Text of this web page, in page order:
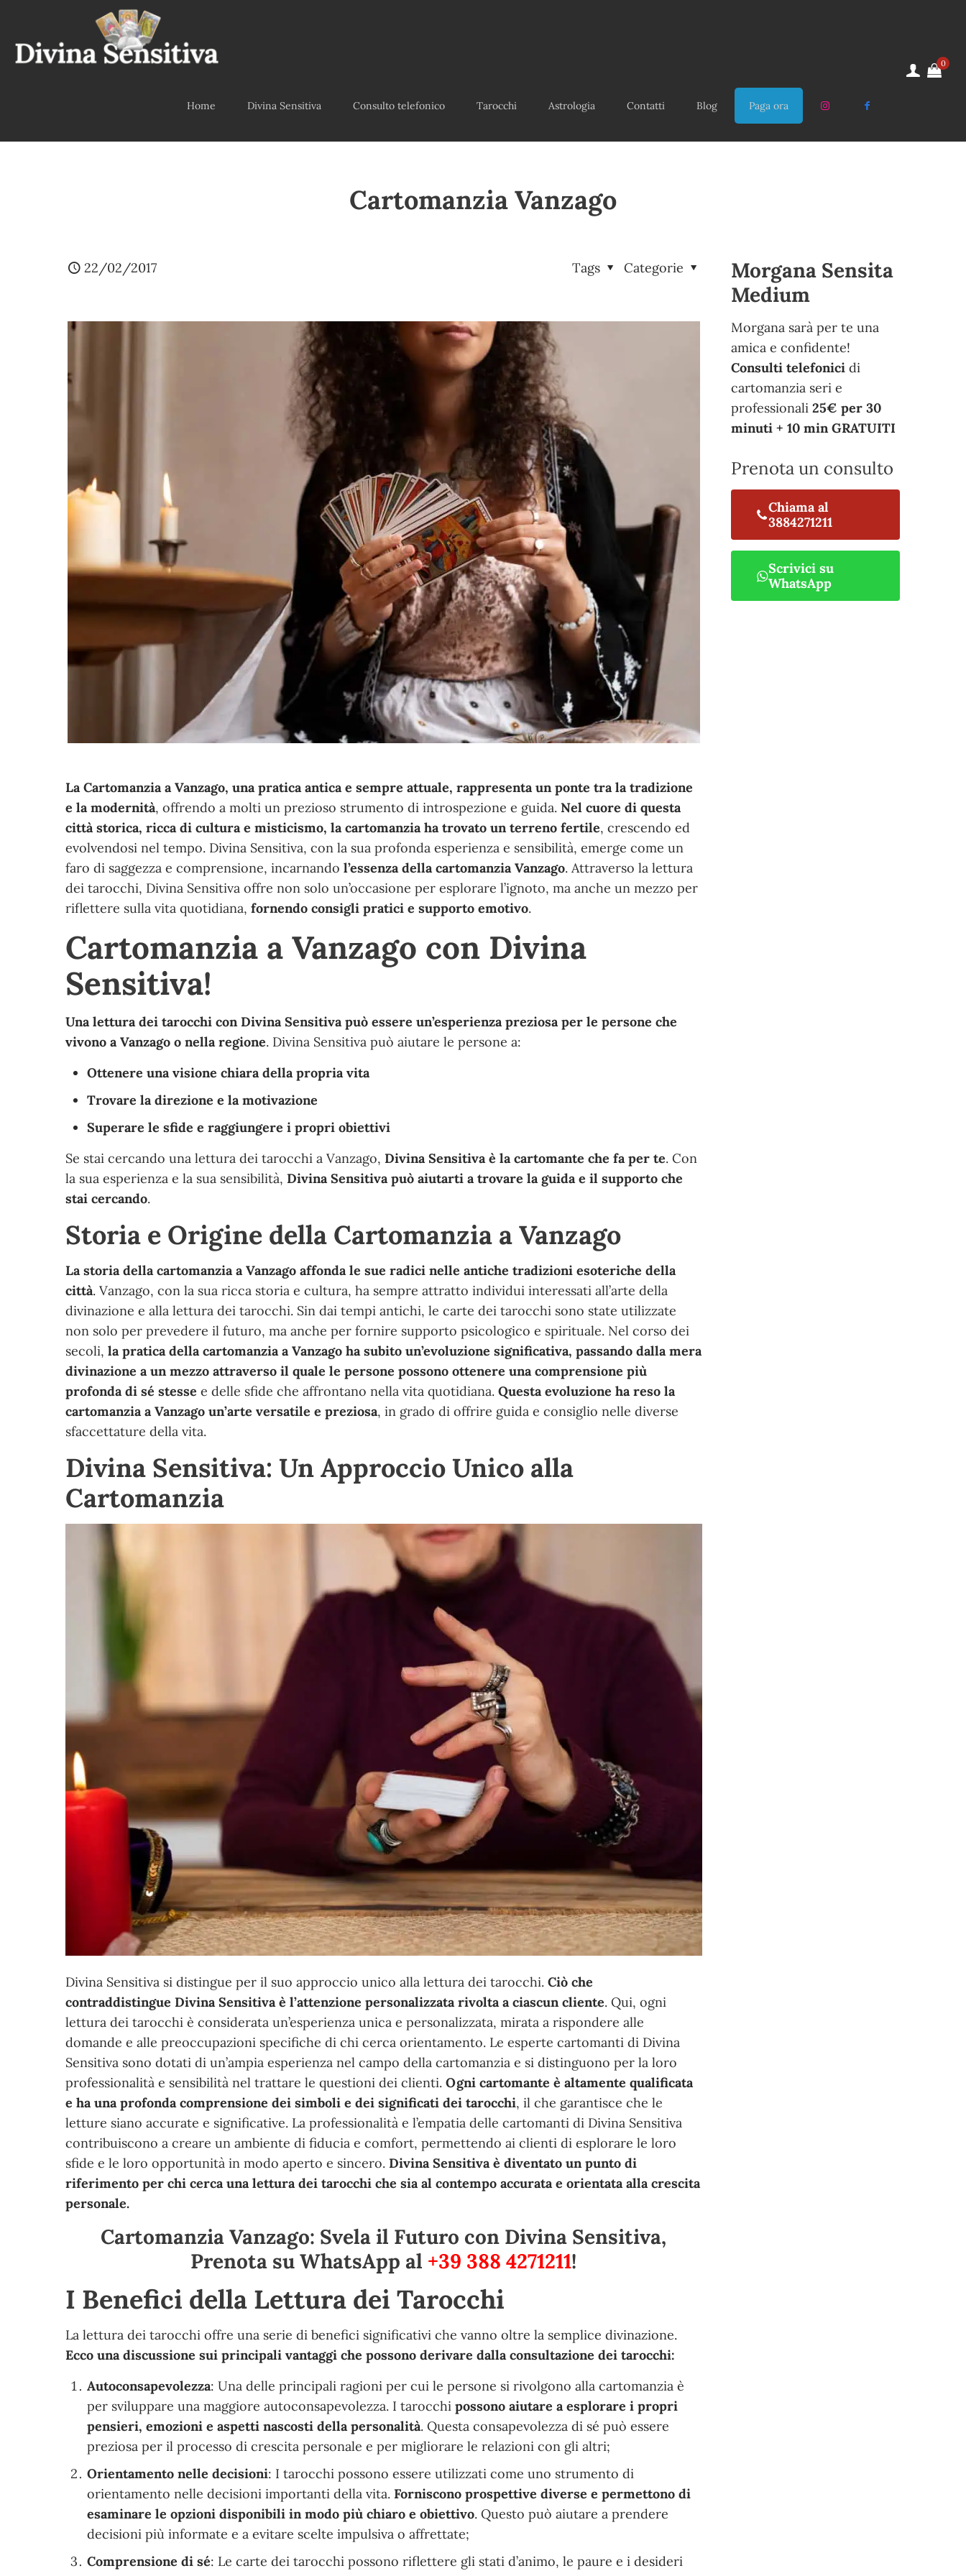
Home Divina Sensitiva Consulto telefonico Tarocchi Astrologia Contatti Blog Paga ora
0
Cartomanzia Vanzago
22/02/2017 Categorie
Tags
La Cartomanzia a Vanzago, una pratica antica e sempre attuale, rappresenta un ponte tra la tradizione
e la modernità, offrendo a molti un prezioso strumento di introspezione e guida.Nel cuore di questa
città storica, ricca di cultura e misticismo, la cartomanzia ha trovato un terreno fertile, crescendo ed
evolvendosi nel tempo. Divina Sensitiva, con la sua profonda esperienza e sensibilità, emerge come un
faro di saggezza e comprensione, incarnandol’essenza della cartomanzia Vanzago. Attraverso la lettura
dei tarocchi, Divina Sensitiva offre non solo un’occasione per esplorare l’ignoto, ma anche un mezzo per
riflettere sulla vita quotidiana,fornendo consigli pratici e supporto emotivo.
Cartomanzia a Vanzago con Divina
Sensitiva!
Una lettura dei tarocchi con Divina Sensitiva può essere un’esperienza preziosa per le persone che
vivono a Vanzago o nella regione. Divina Sensitiva può aiutare le persone a:
Ottenere una visione chiara della propria vita
Trovare la direzione e la motivazione
Superare le sfide e raggiungere i propri obiettivi
Se stai cercando una lettura dei tarocchi a Vanzago, Divina Sensitiva è la cartomante che fa per te. Con
la sua esperienza e la sua sensibilità, Divina Sensitiva può aiutarti a trovare la guida e il supporto che
stai cercando.
Storia e Origine della Cartomanzia a Vanzago
La storia della cartomanzia a Vanzago affonda le sue radici nelle antiche tradizioni esoteriche della
città. Vanzago, con la sua ricca storia e cultura, ha sempre attratto individui interessati all’arte della
divinazione e alla lettura dei tarocchi. Sin dai tempi antichi, le carte dei tarocchi sono state utilizzate
non solo per prevedere il futuro, ma anche per fornire supporto psicologico e spirituale. Nel corso dei
secoli,la pratica della cartomanzia a Vanzago ha subito un’evoluzione significativa, passando dalla mera
divinazione a un mezzo attraverso il quale le persone possono ottenere una comprensione più
profonda di sé stesse e delle sfide che affrontano nella vita quotidiana.Questa evoluzione ha reso la
cartomanzia a Vanzago un’arte versatile e preziosa, in grado di offrire guida e consiglio nelle diverse
sfaccettature della vita.
Divina Sensitiva: Un Approccio Unico alla
Cartomanzia
Divina Sensitiva si distingue per il suo approccio unico alla lettura dei tarocchi.Ciò che
contraddistingue Divina Sensitiva è l’attenzione personalizzata rivolta a ciascun cliente. Qui, ogni
lettura dei tarocchi è considerata un’esperienza unica e personalizzata, mirata a rispondere alle
domande e alle preoccupazioni specifiche di chi cerca orientamento. Le esperte cartomanti di Divina
Sensitiva sono dotati di un’ampia esperienza nel campo della cartomanzia e si distinguono per la loro
professionalità e sensibilità nel trattare le questioni dei clienti.Ogni cartomante è altamente qualificata
e ha una profonda comprensione dei simboli e dei significati dei tarocchi, il che garantisce che le
letture siano accurate e significative. La professionalità e l’empatia delle cartomanti di Divina Sensitiva
contribuiscono a creare un ambiente di fiducia e comfort, permettendo ai clienti di esplorare le loro
sfide e le loro opportunità in modo aperto e sincero. Divina Sensitiva è diventato un punto di
riferimento per chi cerca una lettura dei tarocchi che sia al contempo accurata e orientata alla crescita
personale.
Cartomanzia Vanzago: Svela il Futuro con Divina Sensitiva,
Prenota su WhatsApp al +39 388 4271211!
I Benefici della Lettura dei Tarocchi
La lettura dei tarocchi offre una serie di benefici significativi che vanno oltre la semplice divinazione.
Ecco una discussione sui principali vantaggi che possono derivare dalla consultazione dei tarocchi:
Autoconsapevolezza: Una delle principali ragioni per cui le persone si rivolgono alla cartomanzia è
per sviluppare una maggiore autoconsapevolezza. I tarocchipossono aiutare a esplorare i propri
pensieri, emozioni e aspetti nascosti della personalità. Questa consapevolezza di sé può essere
preziosa per il processo di crescita personale e per migliorare le relazioni con gli altri;
Orientamento nelle decisioni: I tarocchi possono essere utilizzati come uno strumento di
orientamento nelle decisioni importanti della vita. Forniscono prospettive diverse e permettono di
esaminare le opzioni disponibili in modo più chiaro e obiettivo. Questo può aiutare a prendere
decisioni più informate e a evitare scelte impulsiva o affrettate;
Comprensione di sé: Le carte dei tarocchi possono riflettere gli stati d’animo, le paure e i desideri
Morgana Sensita
Medium
Morgana sarà per te una
amica e confidente!
Consulti telefonici di
cartomanzia seri e
professionali 25€ per 30
minuti + 10 min GRATUITI
Prenota un consulto
Chiama al
3884271211
Scrivici su
WhatsApp